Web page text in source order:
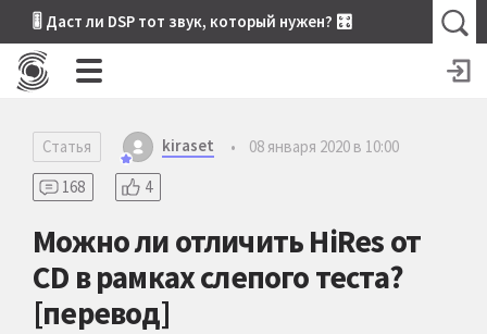
🎚 Даст ли DSP тот звук, который нужен? 🎛
Статья kiraset •
08 января 2020 в 10:00
168
4
Можно ли отличить HiRes от
CD в рамках слепого теста?
[перевод]